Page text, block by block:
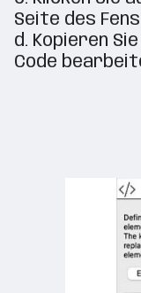
Seite des
d. Kopieren
Code